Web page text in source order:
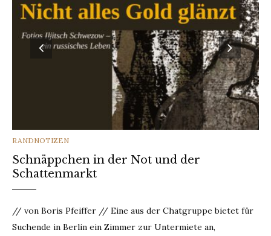
CATEGORIES
RANDNOTIZEN
Schnäppchen in der Not und der
Schattenmarkt
// von Boris Pfeiffer // Eine aus der Chatgruppe bietet für
Suchende in Berlin ein Zimmer zur Untermiete an,